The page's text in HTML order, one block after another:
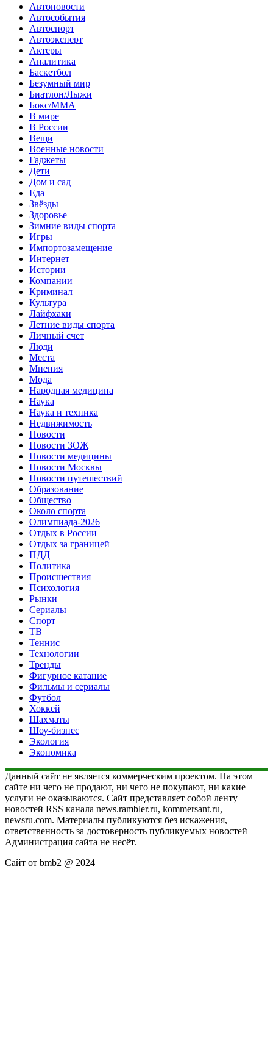
Автоновости
Автособытия
Автоспорт
Автоэксперт
Актеры
Аналитика
Баскетбол
Безумный мир
Биатлон/Лыжи
Бокс/MMA
В мире
В России
Вещи
Военные новости
Гаджеты
Дети
Дом и сад
Еда
Звёзды
Здоровье
Зимние виды спорта
Игры
Импортозамещение
Интернет
Истории
Компании
Криминал
Культура
Лайфхаки
Летние виды спорта
Личный счет
Люди
Места
Мнения
Мода
Народная медицина
Наука
Наука и техника
Недвижимость
Новости
Новости ЗОЖ
Новости медицины
Новости Москвы
Новости путешествий
Образование
Общество
Около спорта
Олимпиада-2026
Отдых в России
Отдых за границей
ПДД
Политика
Происшествия
Психология
Рынки
Сериалы
Спорт
ТВ
Теннис
Технологии
Тренды
Фигурное катание
Фильмы и сериалы
Футбол
Хоккей
Шахматы
Шоу-бизнес
Экология
Экономика
Данный сайт не является коммерческим проектом. На этом
сайте ни чего не продают, ни чего не покупают, ни какие
услуги не оказываются. Сайт представляет собой ленту
новостей RSS канала news.rambler.ru, kommersant.ru,
newsru.com. Материалы публикуются без искажения,
ответственность за достоверность публикуемых новостей
Администрация сайта не несёт.
Сайт от bmb2 @ 2024